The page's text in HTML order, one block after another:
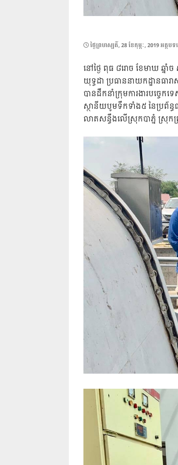
POSTED
ថ្ងៃ​ព្រហស្បតិ៍, 28 ខែ​កុម្ភៈ, 2019អត្ថប
នៅថ្ងៃ ពុធ ៨រោច ខែមាឃ ឆ្ន
យុទ្ធដា ប្រធាននាយកដ្ឋានធា
បានដឹកនាំក្រុមការងារបច្ចេ
ស្ថានីយបូមទឹកទាំង៥ នៃប្រព័ន្
លាតសន្ធឹងលើស្រុកបាភ្នំ ស្រុកព្